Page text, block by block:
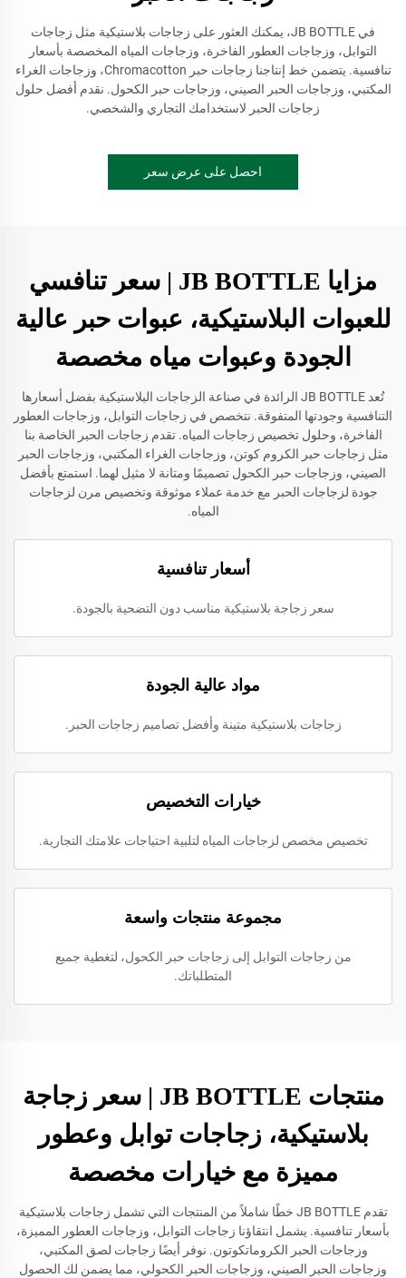
في JB BOTTLE، يمكنك العثور على زجاجات بلاستيكية مثل زجاجات
التوابل، وزجاجات العطور الفاخرة، وزجاجات المياه المخصصة بأسعار
تنافسية. يتضمن خط إنتاجنا زجاجات حبر Chromacotton، وزجاجات الغراء
المكتبي، وزجاجات الحبر الصيني، وزجاجات حبر الكحول. نقدم أفضل حلول
زجاجات الحبر لاستخدامك التجاري والشخصي.
احصل على عرض سعر
مزايا JB BOTTLE | سعر تنافسي
للعبوات البلاستيكية، عبوات حبر عالية
الجودة وعبوات مياه مخصصة
تُعد JB BOTTLE الرائدة في صناعة الزجاجات البلاستيكية بفضل أسعارها
التنافسية وجودتها المتفوقة. نتخصص في زجاجات التوابل، وزجاجات العطور
الفاخرة، وحلول تخصيص زجاجات المياه. تقدم زجاجات الحبر الخاصة بنا
مثل زجاجات حبر الكروم كوتن، وزجاجات الغراء المكتبي، وزجاجات الحبر
الصيني، وزجاجات حبر الكحول تصميمًا ومتانة لا مثيل لهما. استمتع بأفضل
جودة لزجاجات الحبر مع خدمة عملاء موثوقة وتخصيص مرن لزجاجات
المياه.
أسعار تنافسية
سعر زجاجة بلاستيكية مناسب دون التضحية بالجودة.
مواد عالية الجودة
زجاجات بلاستيكية متينة وأفضل تصاميم زجاجات الحبر.
خيارات التخصيص
تخصيص مخصص لزجاجات المياه لتلبية احتياجات علامتك التجارية.
مجموعة منتجات واسعة
من زجاجات التوابل إلى زجاجات حبر الكحول، لتغطية جميع
المتطلباتك.
منتجات JB BOTTLE | سعر زجاجة
بلاستيكية، زجاجات توابل وعطور
مميزة مع خيارات مخصصة
تقدم JB BOTTLE خطًا شاملاً من المنتجات التي تشمل زجاجات بلاستيكية
بأسعار تنافسية. يشمل انتقاؤنا زجاجات التوابل، وزجاجات العطور المميزة،
وزجاجات الحبر الكروماتكوتون. نوفر أيضًا زجاجات لصق المكتبي،
وزجاجات الحبر الصيني، وزجاجات الحبر الكحولي، مما يضمن لك الحصول